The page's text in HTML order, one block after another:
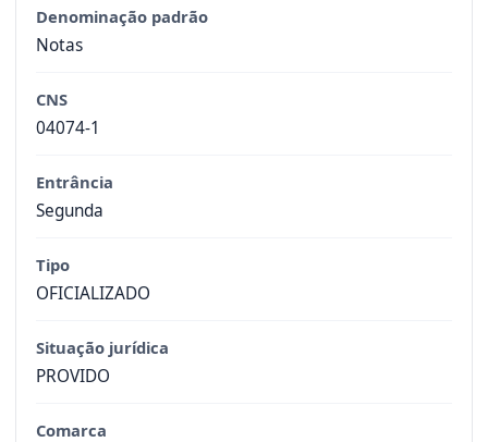
Denominação padrão
Notas
CNS
04074-1
Entrância
Segunda
Tipo
OFICIALIZADO
Situação jurídica
PROVIDO
Comarca